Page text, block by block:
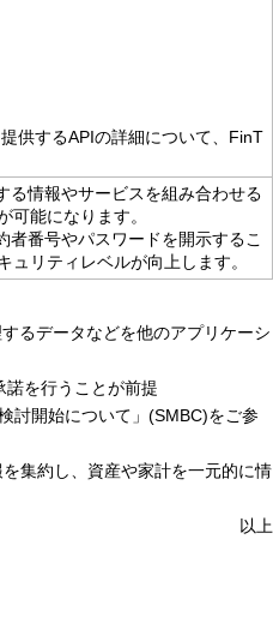
供するAPIの詳細について、FinT
る情報やサービスを組み合わせる
可能になります。
者番号やパスワードを開示するこ
リティレベルが向上します。
るデータなどを他のアプリケーシ
を行うことが前提
開始について」(SMBC)をご参
集約し、資産や家計を一元的に情
以上